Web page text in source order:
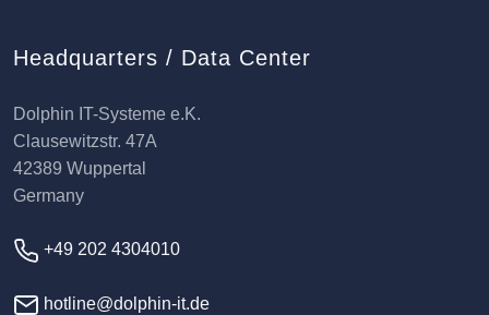
Headquarters / Data Center
Dolphin IT-Systeme e.K.
Clausewitzstr. 47A
42389 Wuppertal
Germany
+49 202 4304010
hotline@dolphin-it.de